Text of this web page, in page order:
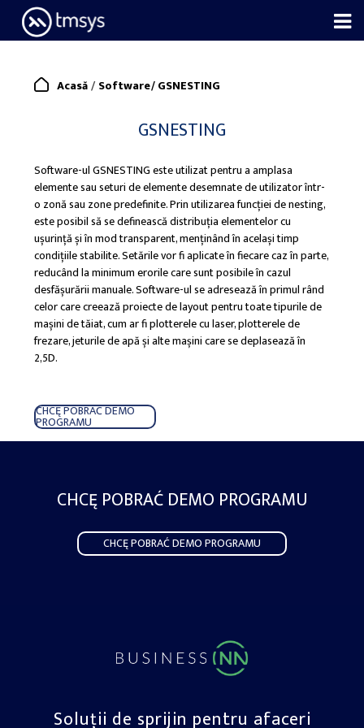
Skip
Acasă/ Software/GSNESTING
GSNESTING
Software-ul GSNESTING este utilizat pentru a amplasa
elemente sau seturi de elemente desemnate de utilizator într-
o zonă sau zone predefinite. Prin utilizarea funcției de nesting,
este posibil să se definească distribuția elementelor cu
ușurință și în mod transparent, menținând în același timp
condițiile stabilite. Setările vor fi aplicate în fiecare caz în parte,
reducând la minimum erorile care sunt posibile în cazul
desfășurării manuale. Software-ul se adresează în primul rând
celor care creează proiecte de layout pentru toate tipurile de
mașini de tăiat, cum ar fi plotterele cu laser, plotterele de
frezare, jeturile de apă și alte mașini care se deplasează în
2,5D.
CHCĘ POBRAĆ DEMO
PROGRAMU
CHCĘ POBRAĆ DEMO PROGRAMU
CHCĘ POBRAĆ DEMO PROGRAMU
Soluții de sprijin pentru afaceri